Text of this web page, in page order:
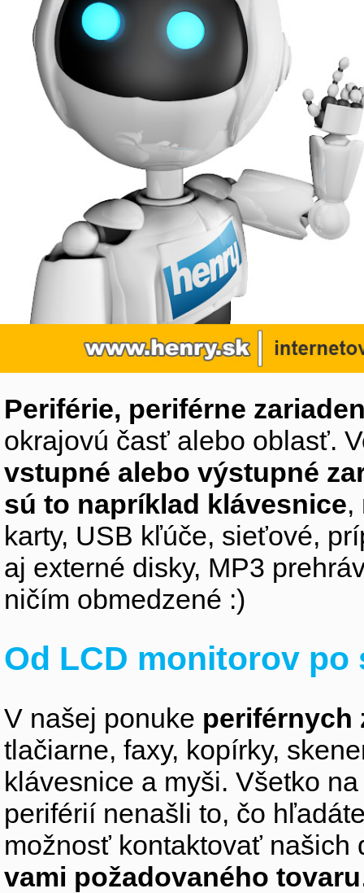
Periférie, periférne
okrajovú časť alebo oblasť.
vstupné alebo výstupné
sú to napríklad klávesnice,
karty, USB kľúče, sieťové,
aj externé disky, MP3
ničím obmedzené :)
Od LCD monitorov
V našej ponuke periférnych
tlačiarne, faxy, kopírky,
klávesnice a myši. Všetko
periférií nenašli to, čo
možnosť kontaktovať
vami požadovaného tovaru